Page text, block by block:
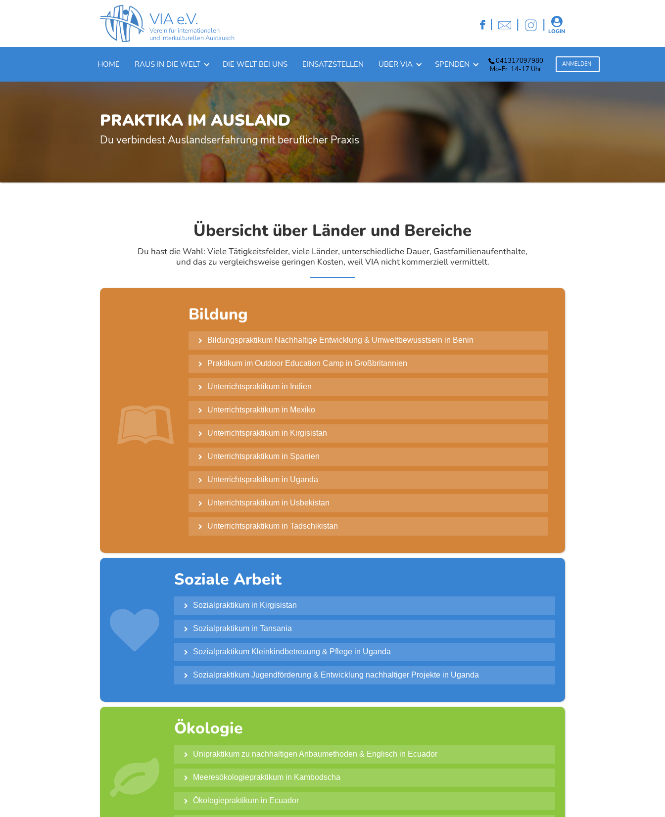
VIA e.V.
Verein für internationalen
und interkulturellen Austausch
 | | | 
LOGIN
HOME RAUS IN DIE WELT DIE WELT BEI UNS EINSATZSTELLEN ÜBER VIA SPENDEN
041317097980
Mo-Fr: 14-17 Uhr
ANMELDEN
PRAKTIKA IM AUSLAND
Du verbindest Auslandserfahrung mit beruflicher Praxis
Übersicht über Länder und Bereiche
Du hast die Wahl: Viele Tätigkeitsfelder, viele Länder, unterschiedliche Dauer, Gastfamilienaufenthalte,
und das zu vergleichsweise geringen Kosten, weil VIA nicht kommerziell vermittelt.

Bildung
 Bildungspraktikum Nachhaltige Entwicklung & Umweltbewusstsein in Benin
 Praktikum im Outdoor Education Camp in Großbritannien
 Unterrichtspraktikum in Indien
 Unterrichtspraktikum in Mexiko
 Unterrichtspraktikum in Kirgisistan
 Unterrichtspraktikum in Spanien
 Unterrichtspraktikum in Uganda
 Unterrichtspraktikum in Usbekistan
 Unterrichtspraktikum in Tadschikistan

Soziale Arbeit
 Sozialpraktikum in Kirgisistan
 Sozialpraktikum in Tansania
 Sozialpraktikum Kleinkindbetreuung & Pflege in Uganda
 Sozialpraktikum Jugendförderung & Entwicklung nachhaltiger Projekte in Uganda

Ökologie
 Unipraktikum zu nachhaltigen Anbaumethoden & Englisch in Ecuador
 Meeresökologiepraktikum in Kambodscha
 Ökologiepraktikum in Ecuador